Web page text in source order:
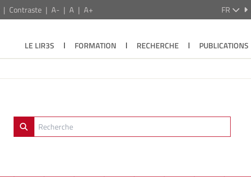
Contraste A- A A+ FR
LE LIR3S FORMATION RECHERCHE PUBLICATIONS